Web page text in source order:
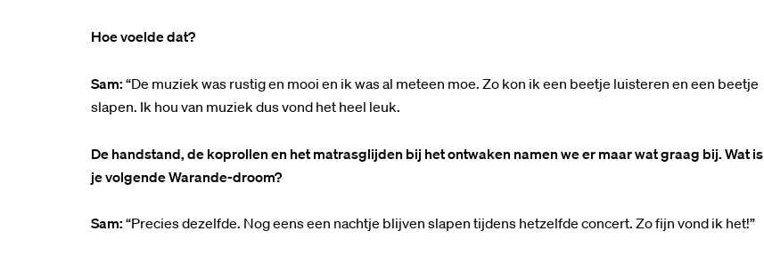
Hoe voelde dat?
Sam: “De muziek was rustig en mooi en ik was al meteen moe. Zo kon ik een beetje luisteren en een beetje
slapen. Ik hou van muziek dus vond het heel leuk.
De handstand, de koprollen en het matrasglijden bij het ontwaken namen we er maar wat graag bij. Wat is
je volgende Warande-droom?
Sam: “Precies dezelfde. Nog eens een nachtje blijven slapen tijdens hetzelfde concert. Zo fijn vond ik het!”
Inzoomen